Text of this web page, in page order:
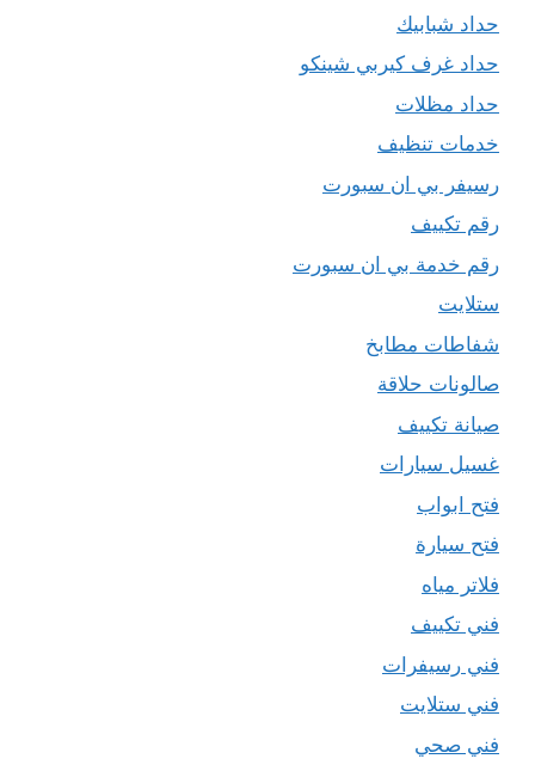
حداد شبابيك
حداد غرف كيربي شينكو
حداد مظلات
خدمات تنظيف
رسيفر بي ان سبورت
رقم تكييف
رقم خدمة بي ان سبورت
ستلايت
شفاطات مطابخ
صالونات حلاقة
صيانة تكييف
غسيل سيارات
فتح ابواب
فتح سيارة
فلاتر مياه
فني تكييف
فني رسيفرات
فني ستلايت
فني صحي